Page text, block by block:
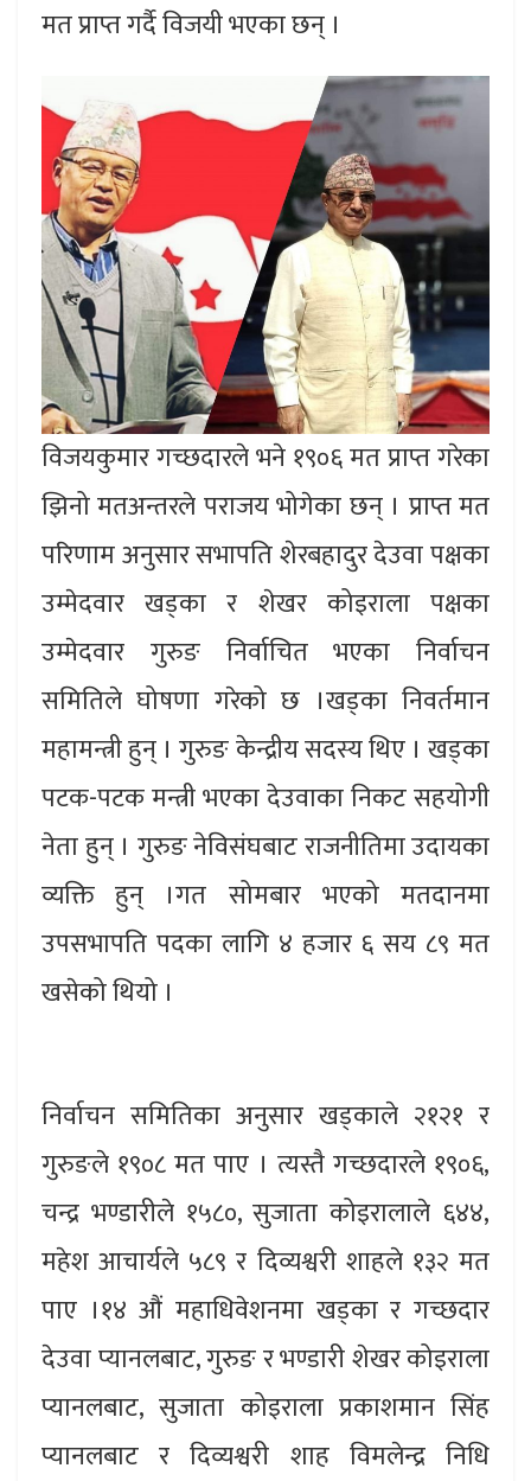
मत प्राप्त गर्दै विजयी भएका छन् ।
विजयकुमार गच्छदारले भने १९०६ मत प्राप्त गरेका
झिनो मतअन्तरले पराजय भोगेका छन् । प्राप्त मत
परिणाम अनुसार सभापति शेरबहादुर देउवा पक्षका
उम्मेदवार खड्का र शेखर कोइराला पक्षका
उम्मेदवार गुरुङ निर्वाचित भएका निर्वाचन
समितिले घोषणा गरेको छ ।खड्का निवर्तमान
महामन्त्री हुन् । गुरुङ केन्द्रीय सदस्य थिए । खड्का
पटक-पटक मन्त्री भएका देउवाका निकट सहयोगी
नेता हुन् । गुरुङ नेविसंघबाट राजनीतिमा उदायका
व्यक्ति हुन् ।गत सोमबार भएको मतदानमा
उपसभापति पदका लागि ४ हजार ६ सय ८९ मत
खसेको थियो ।
निर्वाचन समितिका अनुसार खड्काले २१२१ र
गुरुङले १९०८ मत पाए । त्यस्तै गच्छदारले १९०६,
चन्द्र भण्डारीले १५८०, सुजाता कोइरालाले ६४४,
महेश आचार्यले ५८९ र दिव्यश्वरी शाहले १३२ मत
पाए ।१४ औं महाधिवेशनमा खड्का र गच्छदार
देउवा प्यानलबाट, गुरुङ र भण्डारी शेखर कोइराला
प्यानलबाट, सुजाता कोइराला प्रकाशमान सिंह
प्यानलबाट र दिव्यश्वरी शाह विमलेन्द्र निधि